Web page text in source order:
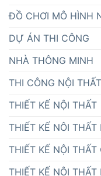
ĐỒ CHƠI MÔ HÌNH
DỰ ÁN THI CÔNG
NHÀ THÔNG MINH
THI CÔNG NỘI THẤT
THIẾT KẾ NỘI THẤT
THIẾT KẾ NÔI THẤT
THIẾT KẾ NỘI
THIẾT KẾ NỘI THẤT